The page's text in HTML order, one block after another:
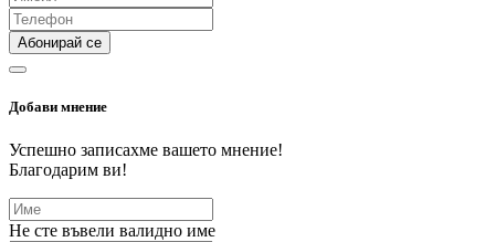
Абонирай се
Добави мнение
Успешно записахме вашето мнение!
Благодарим ви!
Не сте въвели валидно име